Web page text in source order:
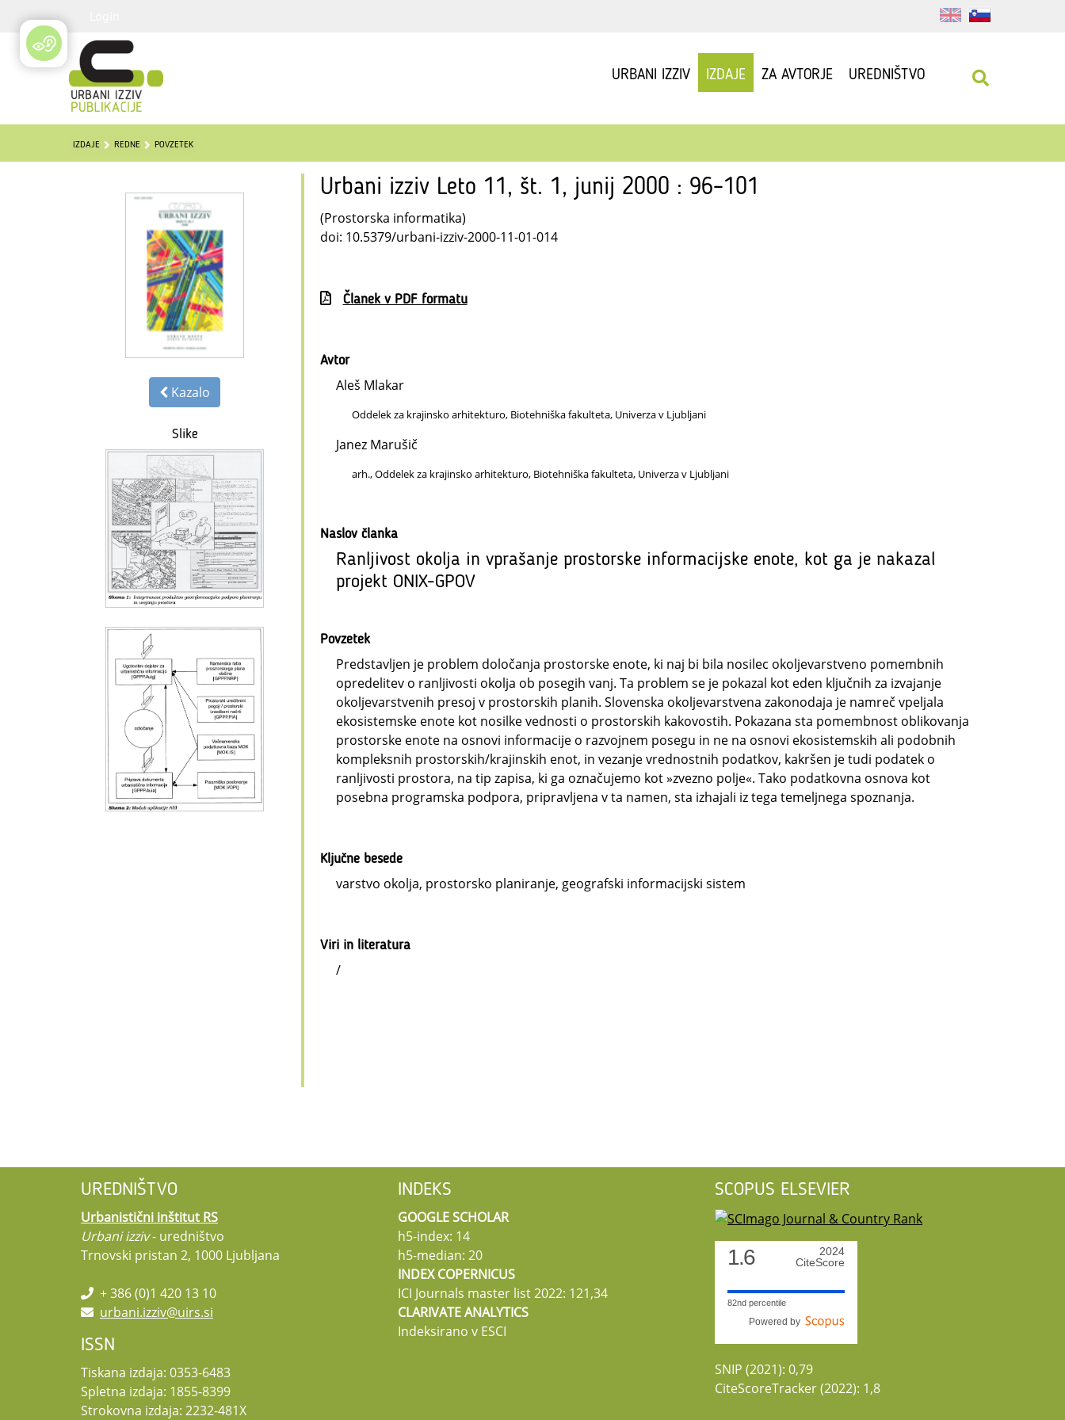
URBANI IZZIV IZDAJE ZA AVTORJE UREDNIŠTVO
IZDAJE REDNE POVZETEK
Kazalo
Slike
Urbani izziv Leto 11, št. 1, junij 2000 : 96–101
(Prostorska informatika)
doi: 10.5379/urbani-izziv-2000-11-01-014
Članek v PDF formatu
Avtor
Aleš Mlakar
Oddelek za krajinsko arhitekturo, Biotehniška fakulteta, Univerza v Ljubljani
Janez Marušič
arh., Oddelek za krajinsko arhitekturo, Biotehniška fakulteta, Univerza v Ljubljani
Naslov članka
Ranljivost okolja in vprašanje prostorske informacijske enote, kot ga je nakazal
projekt ONIX-GPOV
Povzetek
Predstavljen je problem določanja prostorske enote, ki naj bi bila nosilec okoljevarstveno pomembnih
opredelitev o ranljivosti okolja ob posegih vanj. Ta problem se je pokazal kot eden ključnih za izvajanje
okoljevarstvenih presoj v prostorskih planih. Slovenska okoljevarstvena zakonodaja je namreč vpeljala
ekosistemske enote kot nosilke vednosti o prostorskih kakovostih. Pokazana sta pomembnost oblikovanja
prostorske enote na osnovi informacije o razvojnem posegu in ne na osnovi ekosistemskih ali podobnih
kompleksnih prostorskih/krajinskih enot, in vezanje vrednostnih podatkov, kakršen je tudi podatek o
ranljivosti prostora, na tip zapisa, ki ga označujemo kot »zvezno polje«. Tako podatkovna osnova kot
posebna programska podpora, pripravljena v ta namen, sta izhajali iz tega temeljnega spoznanja.
Ključne besede
varstvo okolja, prostorsko planiranje, geografski informacijski sistem
Viri in literatura
/
UREDNIŠTVO
Urbanistični inštitut RS
Urbani izziv- uredništvo
Trnovski pristan 2, 1000 Ljubljana
+ 386 (0)1 420 13 10
urbani.izziv@uirs.si
ISSN
Tiskana izdaja: 0353-6483
Spletna izdaja: 1855-8399
Strokovna izdaja: 2232-481X
INDEKS
GOOGLE SCHOLAR
h5-index: 14
h5-median: 20
INDEX COPERNICUS
ICI Journals master list 2022: 121,34
CLARIVATE ANALYTICS
Indeksirano v ESCI
SCOPUS ELSEVIER
1.6
2024
CiteScore
82nd percentile
Powered by
SNIP (2021): 0,79
CiteScoreTracker (2022): 1,8